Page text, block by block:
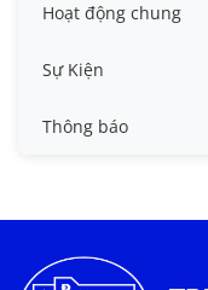
Hoạt động chung
Tin công tác sinh
Tin đào tạo
Tin tức chung
Sự Kiện
Thông báo